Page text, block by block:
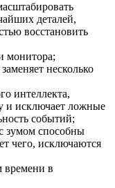
деталей,
восстановить
монитора;
несколько
интеллекта,
и исключает ложные
событий;
зумом способны
чего, исключаются
времени в